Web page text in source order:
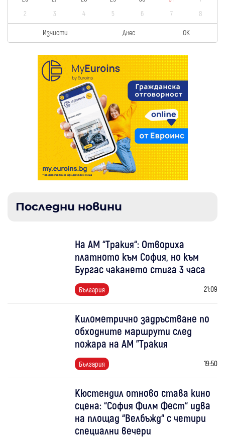
2
3 4 5 6 7 8
Изчисти Днес OK
Последни новини
На АМ “Тракия“: Отвориха
платното към София, но към
Бургас чакането стига 3 часа
България 21:09
Километрично задръстване по
обходните маршрути след
пожара на АМ "Тракия
България 19:50
Кюстендил отново става кино
сцена: “София Филм Фест“ идва
на площад “Велбъжд“ с четири
специални вечери